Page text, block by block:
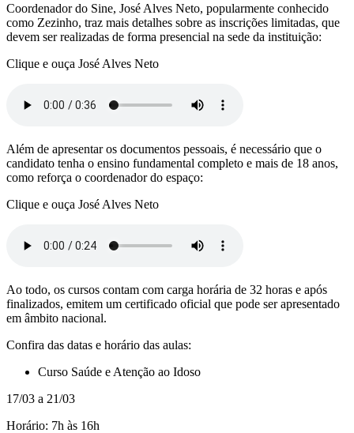
Coordenador do Sine, José Alves Neto, popularmente conhecido
como Zezinho, traz mais detalhes sobre as inscrições limitadas, que
devem ser realizadas de forma presencial na sede da instituição:
Clique e ouça José Alves Neto
Além de apresentar os documentos pessoais, é necessário que o
candidato tenha o ensino fundamental completo e mais de 18 anos,
como reforça o coordenador do espaço:
Clique e ouça José Alves Neto
Ao todo, os cursos contam com carga horária de 32 horas e após
finalizados, emitem um certificado oficial que pode ser apresentado
em âmbito nacional.
Confira das datas e horário das aulas:
Curso Saúde e Atenção ao Idoso
17/03 a 21/03
Horário: 7h às 16h